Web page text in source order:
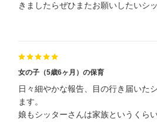
きましたらぜひまたお願いしたいシ
女の子（5歳6ヶ月）の保育
日々細やかな報告、目の行き届いた
ます。
娘もシッターさんは家族というくら